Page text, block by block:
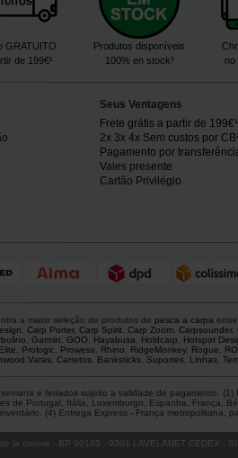
GRATUITO
de 199€¹
Produtos disponíveis
100% en stock³
no
Seus Ventagens
Frete grátis a partir de 199€¹
2x 3x 4x Sem custos por
Pagamento por
Vales presente
Cartão Privilégio
a maior seleção de produtos de pesca a carpa
Carp Porter, Carp Spirit, Carp Zoom, Carpsounder,
Garmin GOO Hayabusa Holdcarp Hotspot
Prologic Prowess, Rhino RidgeMonkey, Rogue
Varas Carretos Banksticks Suportes Linhas
e feriados sujeito a validade de pagamento.
de Portugal, Itália, Luxemburgo, Espanha, França,
(4) Entrega Express - França metropolitana,
la coume - BP 90185 - 9301 LAVELANET CEDEX -